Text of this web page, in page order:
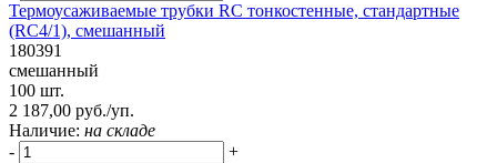
Термоусаживаемые трубки RC тонкостенные, стандартные
(RC4/1), смешанный
180391
смешанный
100 шт.
2 187,00 руб./уп.
Наличие: на складе
-
+